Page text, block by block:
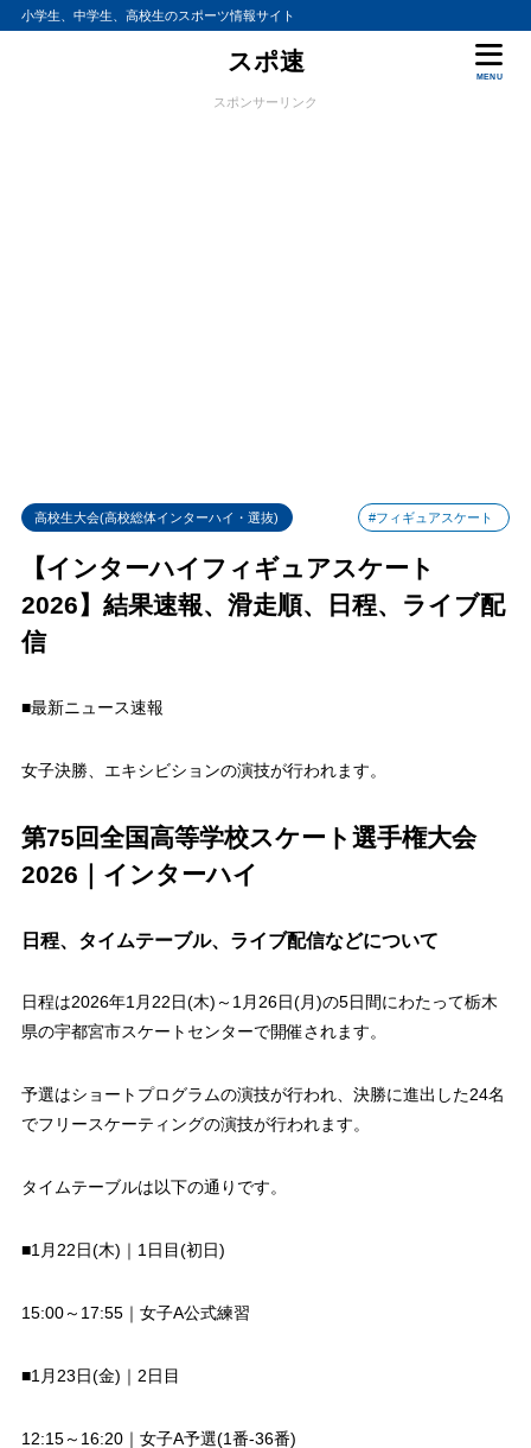
小学生、中学生、高校生のスポーツ情報サイト
スポ速
MENU
スポンサーリンク
高校生大会(高校総体インターハイ・選抜) #フィギュアスケート
【インターハイフィギュアスケート
2026】結果速報、滑走順、日程、ライブ配
信
■最新ニュース速報
女子決勝、エキシビションの演技が行われます。
第75回全国高等学校スケート選手権大会
2026｜インターハイ
日程、タイムテーブル、ライブ配信などについて
日程は2026年1月22日(木)～1月26日(月)の5日間にわたって栃木
県の宇都宮市スケートセンターで開催されます。
予選はショートプログラムの演技が行われ、決勝に進出した24名
でフリースケーティングの演技が行われます。
タイムテーブルは以下の通りです。
■1月22日(木)｜1日目(初日)
15:00～17:55｜女子A公式練習
■1月23日(金)｜2日目
12:15～16:20｜女子A予選(1番-36番)